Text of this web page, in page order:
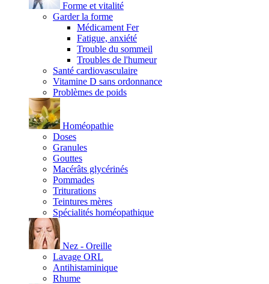
Forme et vitalité
Garder la forme
Médicament Fer
Fatigue, anxiété
Trouble du sommeil
Troubles de l'humeur
Santé cardiovasculaire
Vitamine D sans ordonnance
Problèmes de poids
Homéopathie
Doses
Granules
Gouttes
Macérâts glycérinés
Pommades
Triturations
Teintures mères
Spécialités homéopathique
Nez - Oreille
Lavage ORL
Antihistaminique
Rhume